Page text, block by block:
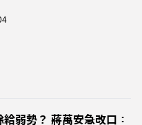
弱勢？ 蔣萬安急改口：